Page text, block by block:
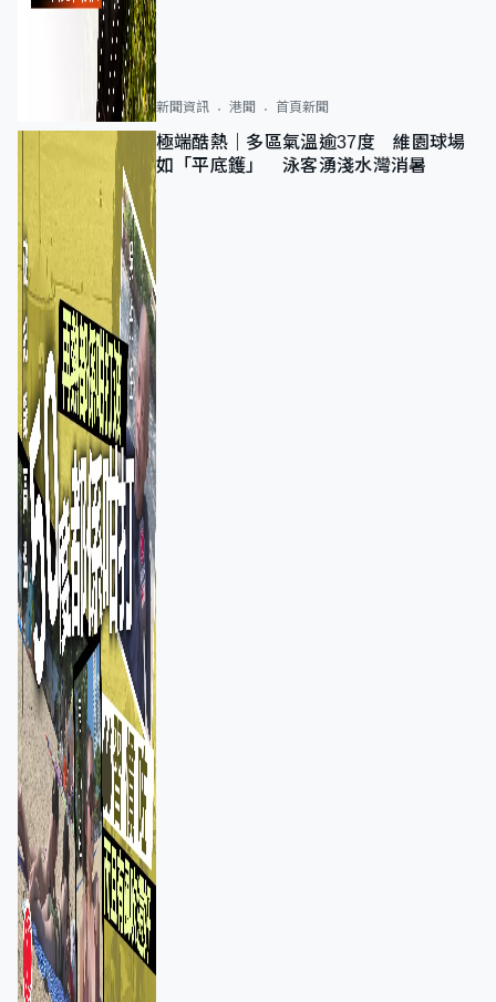
新聞資訊 港聞 首頁新聞
極端酷熱｜多區氣溫逾37度 維園球場
如「平底鑊」 泳客湧淺水灣消暑